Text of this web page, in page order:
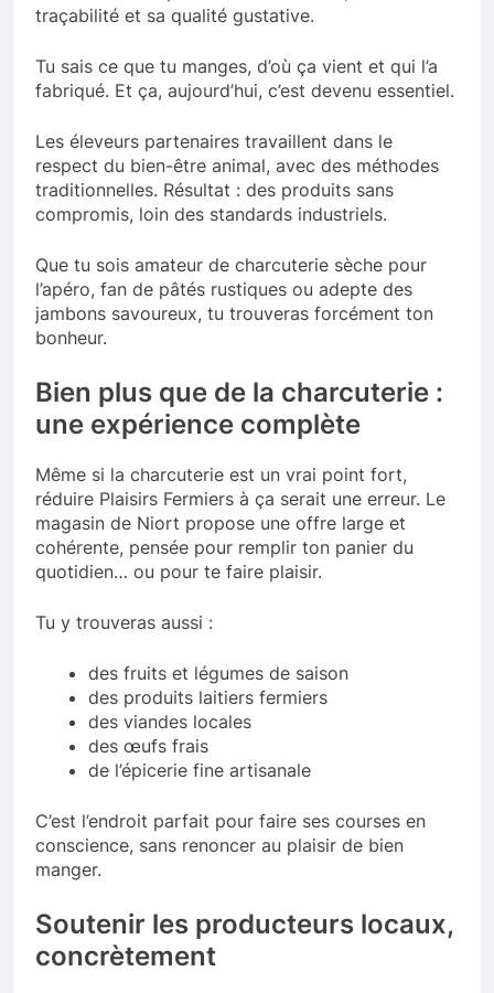
traçabilité et sa qualité gustative.
Tu sais ce que tu manges, d’où ça vient et qui l’a
fabriqué. Et ça, aujourd’hui, c’est devenu essentiel.
Les éleveurs partenaires travaillent dans le
respect du bien-être animal, avec des méthodes
traditionnelles. Résultat : des produits sans
compromis, loin des standards industriels.
Que tu sois amateur de charcuterie sèche pour
l’apéro, fan de pâtés rustiques ou adepte des
jambons savoureux, tu trouveras forcément ton
bonheur.
Bien plus que de la charcuterie :
une expérience complète
Même si la charcuterie est un vrai point fort,
réduire Plaisirs Fermiers à ça serait une erreur. Le
magasin de Niort propose une offre large et
cohérente, pensée pour remplir ton panier du
quotidien… ou pour te faire plaisir.
Tu y trouveras aussi :
des fruits et légumes de saison
des produits laitiers fermiers
des viandes locales
des œufs frais
de l’épicerie fine artisanale
C’est l’endroit parfait pour faire ses courses en
conscience, sans renoncer au plaisir de bien
manger.
Soutenir les producteurs locaux,
concrètement